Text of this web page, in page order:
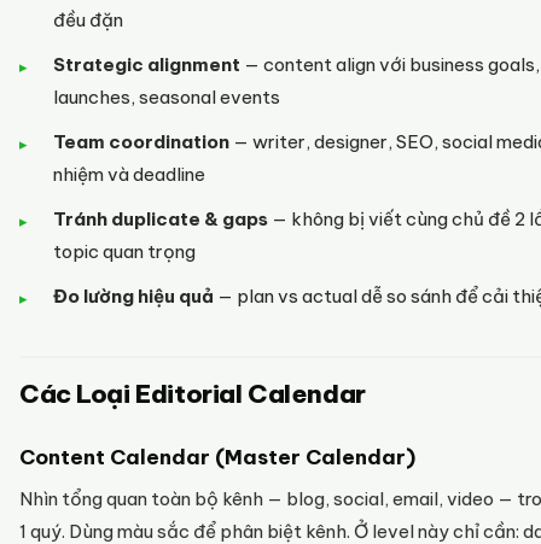
đều đặn
Strategic alignment — content align với business
launches, seasonal events
Team coordination — writer, designer, SEO, social
nhiệm và deadline
Tránh duplicate & gaps — không bị viết cùng chủ đề 2
topic quan trọng
Đo lường hiệu quả — plan vs actual dễ so sánh để cải
Các Loại Editorial Calendar
Content Calendar (Master Calendar)
Nhìn tổng quan toàn bộ kênh — blog, social, email, video —
1 quý. Dùng màu sắc để phân biệt kênh. Ở level này chỉ cần: